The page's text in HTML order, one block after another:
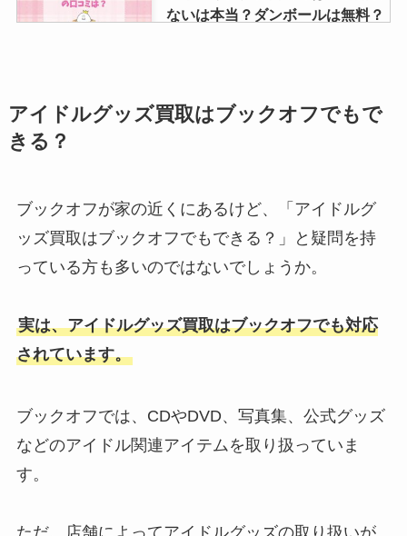
ないは本当？ダンボールは無料？
まんだらけのジャニーズ買取の口
ちがいい？どっちも変わらない？
dvdは画質悪いかも調査
なにわ男子の記念日一覧！結成日
セブンメン侍の年齢2024は？中村
アイドルグッズ買取はブックオフでもで
きる？
ブックオフが家の近くにあるけど、「アイドルグ
ッズ買取はブックオフでもできる？」と疑問を持
っている方も多いのではないでしょうか。
実は、アイドルグッズ買取はブックオフでも対応
されています。
ブックオフでは、CDやDVD、写真集、公式グッズ
などのアイドル関連アイテムを取り扱っていま
す。